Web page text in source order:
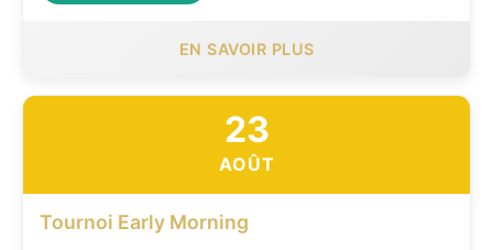
EN SAVOIR PLUS
23
AOÛT
Tournoi Early Morning